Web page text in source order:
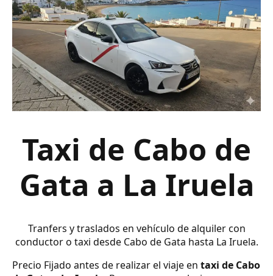
Taxi de Cabo de
Gata a La Iruela
Tranfers y traslados en vehículo de alquiler con
conductor o taxi desde Cabo de Gata hasta La Iruela.
Precio Fijado antes de realizar el viaje en taxi de Cabo